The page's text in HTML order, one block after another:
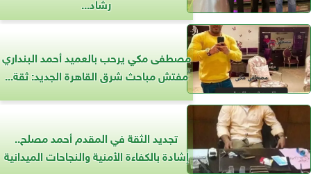
مصطفى مكي يرحب بالعميد أحمد البنداري
مفتش مباحث شرق القاهرة الجديد: ثقة...
تجديد الثقة في المقدم أحمد مصلح..
إشادة بالكفاءة الأمنية والنجاحات الميدانية